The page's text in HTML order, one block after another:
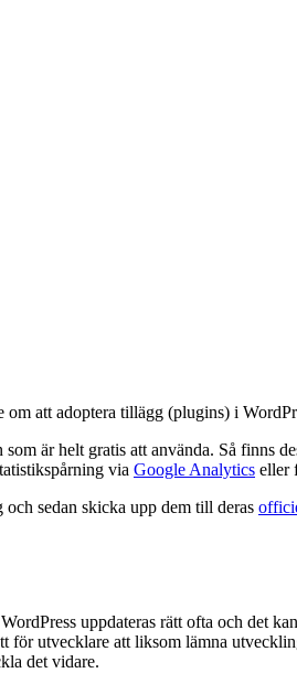
att adoptera tillägg (plugins) i
är helt gratis att använda. Så
via Google Analytics eller
sedan skicka upp dem till deras
uppdateras rätt ofta och det
utvecklare att liksom lämna
det vidare.